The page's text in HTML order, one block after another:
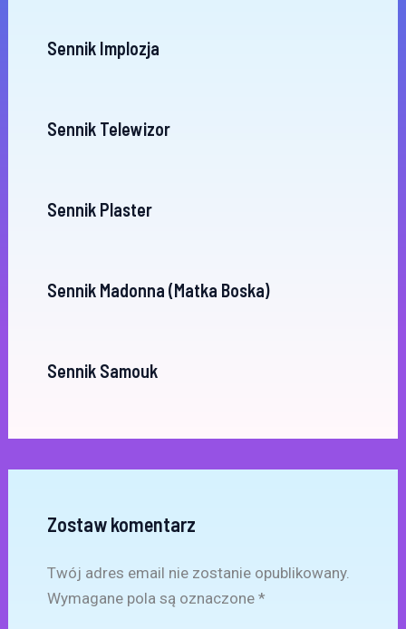
Sennik Implozja
Sennik Telewizor
Sennik Plaster
Sennik Madonna (Matka Boska)
Sennik Samouk
Zostaw komentarz
Twój adres email nie zostanie opublikowany.
Wymagane pola są oznaczone *